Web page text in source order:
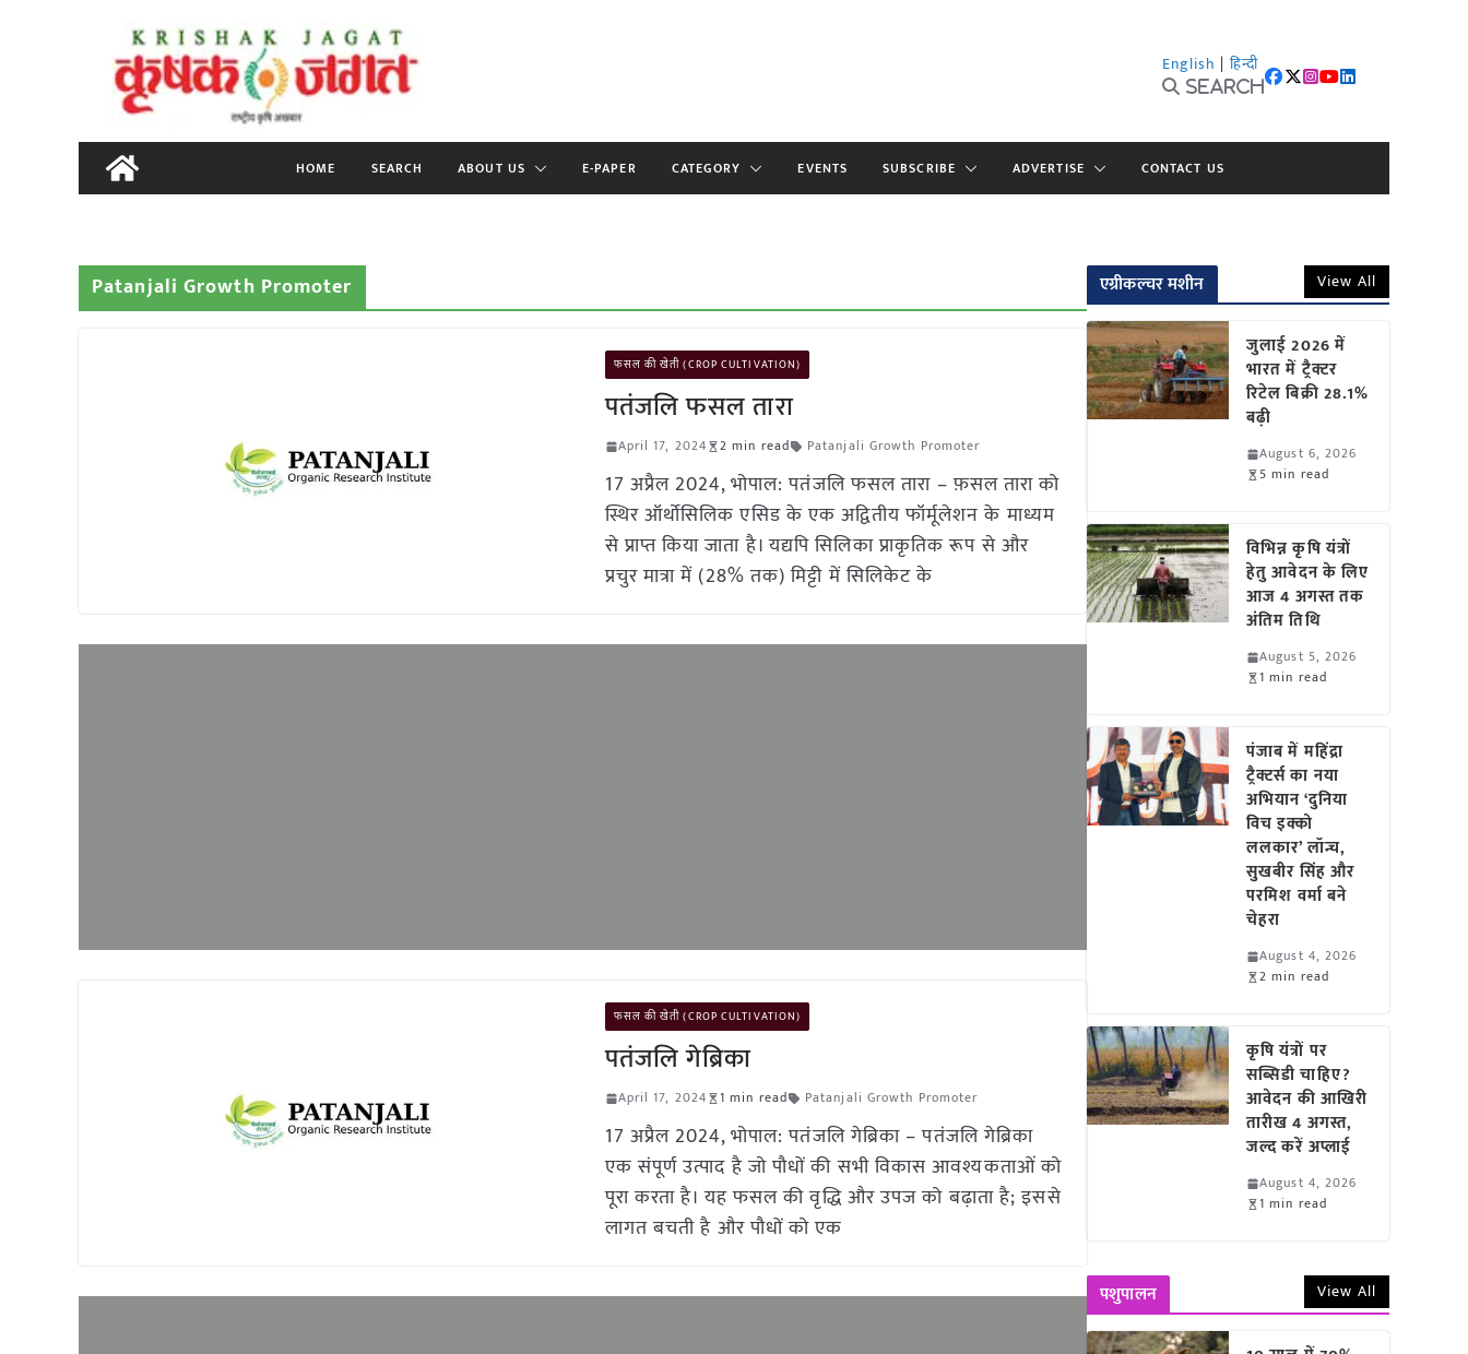
content
English | हिन्दी
Search
HOME SEARCH ABOUT US E-PAPER CATEGORY EVENTS SUBSCRIBE ADVERTISE CONTACT US
Patanjali Growth Promoter
फसल की खेती (CROP CULTIVATION)
पतंजलि फसल तारा
April 17, 2024 2 min read Patanjali Growth Promoter
17 अप्रैल 2024, भोपाल: पतंजलि फसल तारा – फ़सल तारा को
स्थिर ऑर्थोसिलिक एसिड के एक अद्वितीय फॉर्मूलेशन के माध्यम
से प्राप्त किया जाता है। यद्यपि सिलिका प्राकृतिक रूप से और
प्रचुर मात्रा में (28% तक) मिट्टी में सिलिकेट के
फसल की खेती (CROP CULTIVATION)
पतंजलि गेब्रिका
April 17, 2024 1 min read Patanjali Growth Promoter
17 अप्रैल 2024, भोपाल: पतंजलि गेब्रिका – पतंजलि गेब्रिका
एक संपूर्ण उत्पाद है जो पौधों की सभी विकास आवश्यकताओं को
पूरा करता है। यह फसल की वृद्धि और उपज को बढ़ाता है; इससे
लागत बचती है और पौधों को एक
एग्रीकल्चर मशीन View All
जुलाई 2026 में
भारत में ट्रैक्टर
रिटेल बिक्री 28.1%
बढ़ी
August 6, 2026
5 min read
विभिन्न कृषि यंत्रों
हेतु आवेदन के लिए
आज 4 अगस्त तक
अंतिम तिथि
August 5, 2026
1 min read
पंजाब में महिंद्रा
ट्रैक्टर्स का नया
अभियान ‘दुनिया
विच इक्को
ललकार’ लॉन्च,
सुखबीर सिंह और
परमिश वर्मा बने
चेहरा
August 4, 2026
2 min read
कृषि यंत्रों पर
सब्सिडी चाहिए?
आवेदन की आखिरी
तारीख 4 अगस्त,
जल्द करें अप्लाई
August 4, 2026
1 min read
पशुपालन View All